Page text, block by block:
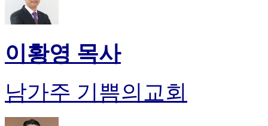
이황영 목사
남가주 기쁨의교회